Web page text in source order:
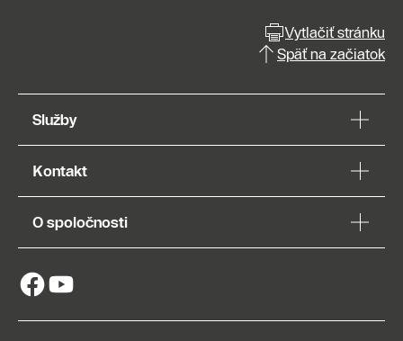
Vytlačiť stránku
Späť na začiatok
Služby
Kontakt
O spoločnosti